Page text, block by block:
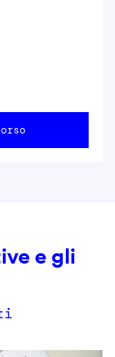
e gli